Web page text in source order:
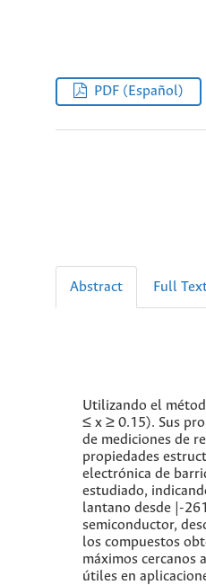
PDF (Español)
Abstract Full
Utilizando el
≤ x ≥ 0.15). Sus
de mediciones de
propiedades
electrónica de
estudiado,
lantano desde |-
semiconductor,
los compuestos
máximos cercanos
útiles en